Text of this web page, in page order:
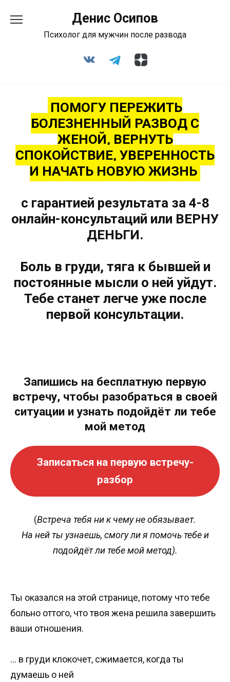
содержанию
Денис Осипов
Психолог для мужчин после развода
ПОМОГУ ПЕРЕЖИТЬ
БОЛЕЗНЕННЫЙ РАЗВОД С
ЖЕНОЙ, ВЕРНУТЬ
СПОКОЙСТВИЕ, УВЕРЕННОСТЬ
И НАЧАТЬ НОВУЮ ЖИЗНЬ
с гарантией результата за 4-8
онлайн-консультаций или ВЕРНУ
ДЕНЬГИ.
Боль в груди, тяга к бывшей и
постоянные мысли о ней уйдут.
Тебе станет легче уже после
первой консультации.
Запишись на бесплатную первую
встречу, чтобы разобраться в своей
ситуации и узнать подойдёт ли тебе
мой метод
Записаться на первую встречу-
разбор
(Встреча тебя ни к чему не обязывает.
На ней ты узнаешь, смогу ли я помочь тебе и
подойдёт ли тебе мой метод).
Ты оказался на этой странице, потому что тебе
больно оттого, что твоя жена решила завершить
ваши отношения.
… в груди клокочет, сжимается, когда ты
думаешь о ней